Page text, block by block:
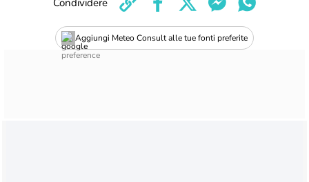
Aggiungi Meteo Consult alle tue fonti preferite
Condividere